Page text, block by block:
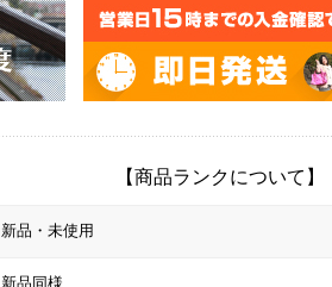
【商品ランクについて】
新品・未使用
新品同様